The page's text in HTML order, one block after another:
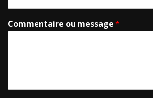
Commentaire ou message *